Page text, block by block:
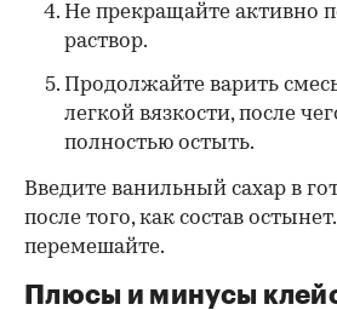
Не прекращайте активно
раствор.
Продолжайте варить
легкой вязкости, после
полностью остыть.
Введите ванильный сахар в
после того, как состав
перемешайте.
Плюсы и минусы